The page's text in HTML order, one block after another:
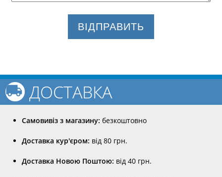
ВІДПРАВИТЬ
ДОСТАВКА
Самовивіз з магазину: безкоштовно
Доставка кур'єром: від 80 грн.
Доставка Новою Поштою: від 40 грн.